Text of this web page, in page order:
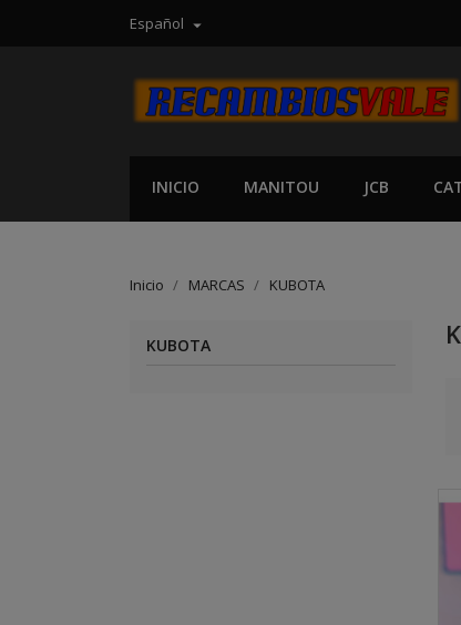
Español 
INICIO MANITOU JCB
Inicio MARCAS KUBOTA
KUBOTA